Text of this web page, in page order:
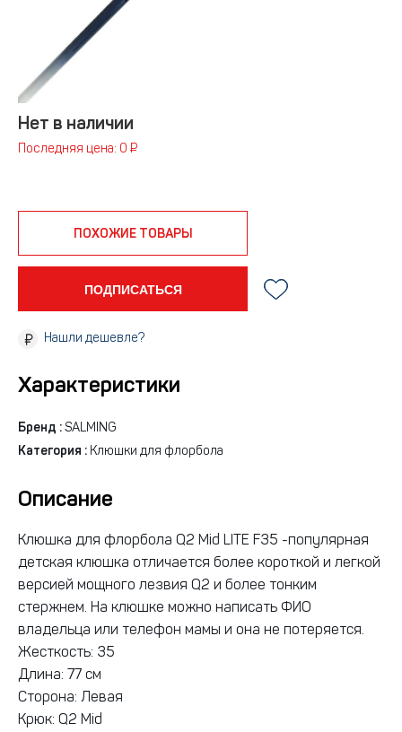
Нет в наличии
Последняя цена: 0 ₽
ПОХОЖИЕ ТОВАРЫ
ПОДПИСАТЬСЯ
Нашли дешевле?
Характеристики
Бренд : SALMING
Категория : Клюшки для флорбола
Описание
Клюшка для флорбола Q2 Mid LITE F35 -популярная
детская клюшка отличается более короткой и легкой
версией мощного лезвия Q2 и более тонким
стержнем. На клюшке можно написать ФИО
владельца или телефон мамы и она не потеряется.
Жесткость: 35
Длина: 77 см
Сторона: Левая
Крюк: Q2 Mid